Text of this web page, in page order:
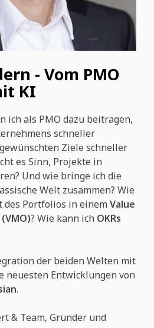
- Vom PMO
KI
ich als PMO dazu beitragen,
schneller
Ziele schneller
es Sinn, Projekte in
Und wie bringe ich die
Welt zusammen? Wie
des Portfolios in einemValue
? Wie kann ich OKRs
der beiden Welten mit
neuesten Entwicklungen von
.
& Team, Gründer und